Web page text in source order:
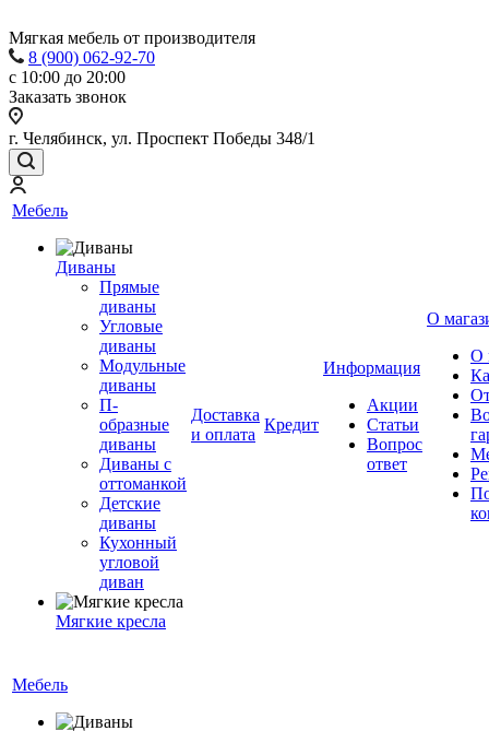
Мягкая мебель от производителя
8 (900) 062-92-70
с 10:00 до 20:00
Заказать звонок
г. Челябинск, ул. Проспект Победы 348/1
Мебель
Диваны
Прямые
диваны
Угловые
диваны
Модульные
диваны
П-
образные
диваны
Диваны с
оттоманкой
Детские
диваны
Кухонный
угловой
диван
Мягкие кресла
Доставка
и оплата
Кредит
Информация
Акции
Статьи
Вопрос
ответ
О
О
Мебель